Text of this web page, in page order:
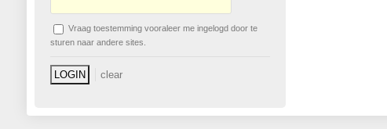
Vraag toestemming vooraleer me ingelogd door te
sturen naar andere sites.